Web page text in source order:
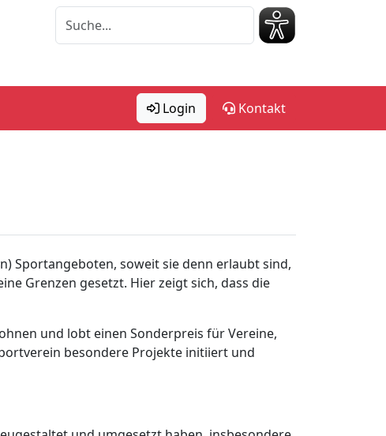
Login Kontakt
Sportangeboten, soweit sie denn erlaubt sind,
Grenzen gesetzt. Hier zeigt sich, dass die
und lobt einen Sonderpreis für Vereine,
besondere Projekte initiiert und